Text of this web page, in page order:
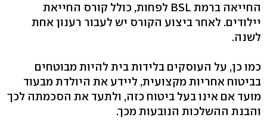
החייאה ברמת BSL לפחות, כולל קורס החייאת
יילודים. לאחר ביצוע הקורס יש לעבור רענון אחת
לשנה.
כמו כן, על העוסקים בלידות בית להיות מבוטחים
בביטוח אחריות מקצועית, ליידע את היולדת מבעוד
מועד אם אינו בעל ביטוח כזה, ולתעד את הסכמתה לכך
והבנת ההשלכות הנובעות מכך.